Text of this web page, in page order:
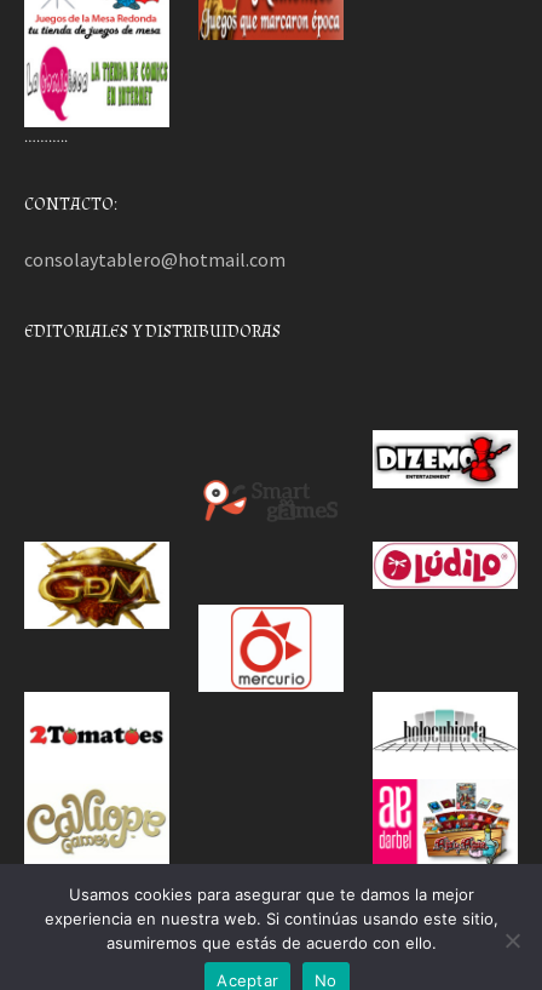
………..
CONTACTO:
consolaytablero@hotmail.com
EDITORIALES Y DISTRIBUIDORAS
Proudly powered by WordPress|Theme: Awaken by
Usamos cookies para asegurar que te damos la mejor
experiencia en nuestra web. Si continúas usando este sitio,
asumiremos que estás de acuerdo con ello.
Aceptar
No